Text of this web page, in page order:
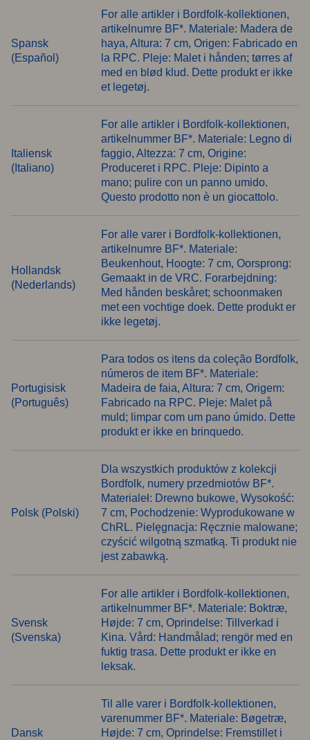
Spansk
(Español)
For alle artikler i Bordfolk-kollektionen,
artikelnumre BF*. Materiale: Madera de
haya, Altura: 7 cm, Origen: Fabricado en
la RPC. Pleje: Malet i hånden; tørres af
med en blød klud. Dette produkt er ikke
et legetøj.
Italiensk
(Italiano)
For alle artikler i Bordfolk-kollektionen,
artikelnummer BF*. Materiale: Legno di
faggio, Altezza: 7 cm, Origine:
Produceret i RPC. Pleje: Dipinto a
mano; pulire con un panno umido.
Questo prodotto non è un giocattolo.
Hollandsk
(Nederlands)
For alle varer i Bordfolk-kollektionen,
artikelnumre BF*. Materiale:
Beukenhout, Hoogte: 7 cm, Oorsprong:
Gemaakt in de VRC. Forarbejdning:
Med hånden beskåret; schoonmaken
met een vochtige doek. Dette produkt er
ikke legetøj.
Portugisisk
(Português)
Para todos os itens da coleção Bordfolk,
números de item BF*. Materiale:
Madeira de faia, Altura: 7 cm, Origem:
Fabricado na RPC. Pleje: Malet på
muld; limpar com um pano úmido. Dette
produkt er ikke en brinquedo.
Polsk (Polski)
Dla wszystkich produktów z kolekcji
Bordfolk, numery przedmiotów BF*.
Materialeł: Drewno bukowe, Wysokość:
7 cm, Pochodzenie: Wyprodukowane w
ChRL. Pielęgnacja: Ręcznie malowane;
czyścić wilgotną szmatką. Ti produkt nie
jest zabawką.
Svensk
(Svenska)
For alle artikler i Bordfolk-kollektionen,
artikelnummer BF*. Materiale: Boktræ,
Højde: 7 cm, Oprindelse: Tillverkad i
Kina. Vård: Handmålad; rengör med en
fuktig trasa. Dette produkt er ikke en
leksak.
Dansk
Til alle varer i Bordfolk-kollektionen,
varenummer BF*. Materiale: Bøgetræ,
Højde: 7 cm, Oprindelse: Fremstillet i